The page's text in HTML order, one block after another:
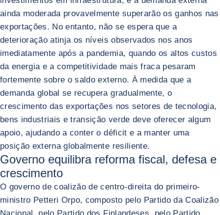
ainda moderada provavelmente superarão os ganhos nas
exportações. No entanto, não se espera que a
deterioração atinja os níveis observados nos anos
imediatamente após a pandemia, quando os altos custos
da energia e a competitividade mais fraca pesaram
fortemente sobre o saldo externo. À medida que a
demanda global se recupera gradualmente, o
crescimento das exportações nos setores de tecnologia,
bens industriais e transição verde deve oferecer algum
apoio, ajudando a conter o déficit e a manter uma
posição externa globalmente resiliente.
Governo equilibra reforma fiscal, defesa e
crescimento
O governo de coalizão de centro-direita do primeiro-
ministro Petteri Orpo, composto pelo Partido da Coalizão